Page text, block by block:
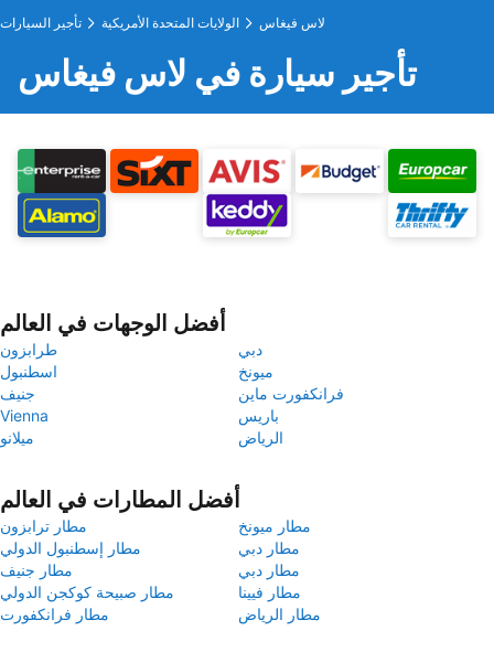
تأجير السيارات الولايات المتحدة الأمريكية لاس فيغاس
تأجير سيارة في لاس فيغاس
أفضل الوجهات في العالم
طرابزون
دبي
اسطنبول
ميونخ
جنيف
فرانكفورت ماين
Vienna
باريس
ميلانو
الرياض
أفضل المطارات في العالم
مطار ترابزون
مطار ميونخ
مطار إسطنبول الدولي
مطار دبي
مطار جنيف
مطار دبي
مطار صبيحة كوكجن الدولي
مطار فيينا
مطار فرانكفورت
مطار الرياض